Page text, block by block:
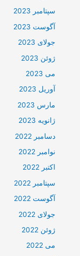
سپتامبر 2023
آگوست 2023
جولای 2023
ژوئن 2023
می 2023
آوریل 2023
مارس 2023
ژانویه 2023
دسامبر 2022
نوامبر 2022
اکتبر 2022
سپتامبر 2022
آگوست 2022
جولای 2022
ژوئن 2022
می 2022